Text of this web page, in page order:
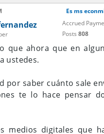
Es ms
Accrued
Posts 808
que ahora que en
ustedes.
por saber cuánto sale
te lo hace pensar
medios digitales que